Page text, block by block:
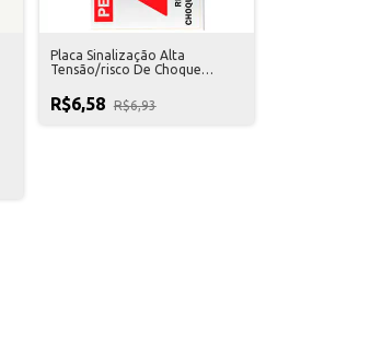
Placa Sinalização Alta
Tensão/risco De Choque
- 5000608
R$6,58 R$6,93